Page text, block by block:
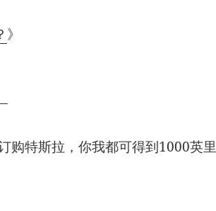
》
购特斯拉，你我都可得到1000英里